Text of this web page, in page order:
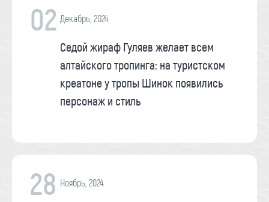
02 Декабрь, 2024
Седой жираф Гуляев желает всем
алтайского тропинга: на туристском
креатоне у тропы Шинок появились
персонаж и стиль
28 Ноябрь, 2024